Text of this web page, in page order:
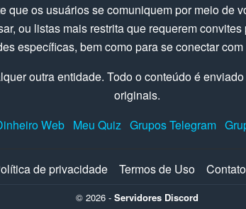
os usuários se comuniquem por meio de
ou listas mais restrita que requerem
específicas, bem como para se conectar
outra entidade. Todo o conteúdo é
originais.
Web Meu Quiz Grupos Telegram
de privacidade Termos de Uso Contato
© 2026 - Servidores Discord